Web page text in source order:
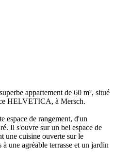
appartement de 60 m², situé
HELVETICA, à Mersch.
espace de rangement, d'un
Il s'ouvre sur un bel espace de
une cuisine ouverte sur le
une agréable terrasse et un jardin